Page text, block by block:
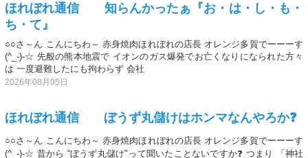
ほれぼれ通信 知らんかったぁ『お・は・し・も・
ち・て』
○○さ～ん こんにちわ～ 赤身焼肉ほれぼれの店長 オレンジ多賀でーーーす
(^_-)-☆ 先般の熊本地震で イオンのガス爆発でお亡くなりになられた方々
は 一度避難したにも拘わらず 会社
2026年08月05日
ほれぼれ通信 ぼうず丸儲けはホンマなんやろか❓
○○さ～ん こんにちわ～ 赤身焼肉ほれぼれの店長 オレンジ多賀でーーーす
(^_-)-☆ 昔から “ぼうず丸儲け"って聞いたことないですか❓ つまり 「神社